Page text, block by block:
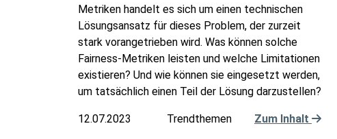
Metriken handelt es sich um einen technischen
Lösungsansatz für dieses Problem, der zurzeit
stark vorangetrieben wird. Was können solche
Fairness-Metriken leisten und welche Limitationen
existieren? Und wie können sie eingesetzt werden,
um tatsächlich einen Teil der Lösung darzustellen?
12.07.2023 Trendthemen Zum Inhalt